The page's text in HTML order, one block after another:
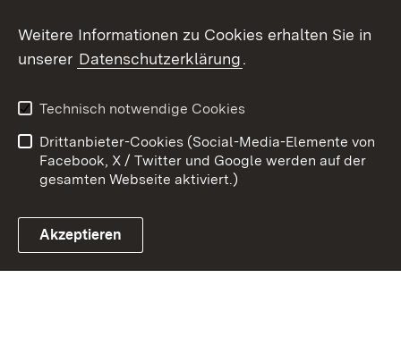
Link zum Landesportal
Barrierefreiheit
Benutzungshinweise
Impressum
Cookies
Weitere Informationen zu Cookies erhalten Sie in
unserer Datenschutzerklärung.
Technisch notwendige Cookies
Drittanbieter-Cookies (Social-Media-Elemente von
Facebook, X / Twitter und Google werden auf der
gesamten Webseite aktiviert.)
Akzeptieren